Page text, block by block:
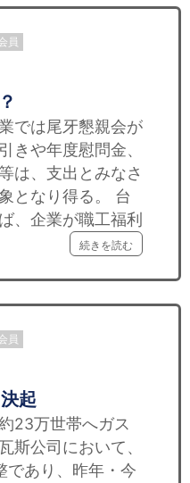
員
では尾牙懇親会が
きや年度慰問金、
は、支出とみなさ
となり得る。 台
、企業が職工福利
続きを読む
員
起
23万世帯へガス
斯公司において、
であり、昨年・今